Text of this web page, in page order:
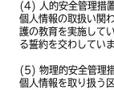
(4) 人的安全管理措
個人情報の取扱い関
護の教育を実施して
る誓約を交わしていま
(5) 物理的安全管理
個人情報を取り扱う